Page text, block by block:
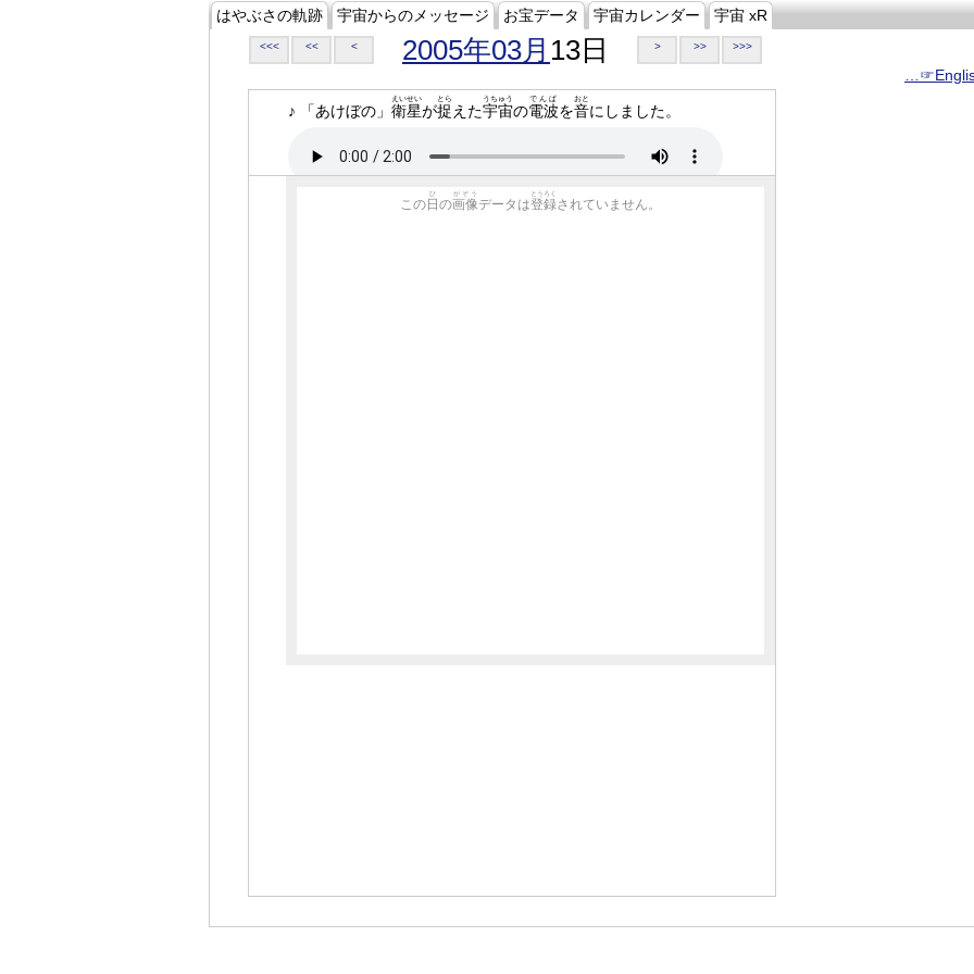
はやぶさの軌跡 宇宙からのメッセージ お宝データ 宇宙カレンダー 宇宙 xR
<<< << < 2005年03月 13日 > >> >>>
♪ 「あけぼの」 衛星
えいせい
が捉
とら
えた宇宙
うちゅう
の電波
でんぱ
を音
おと
にしました。
この 日
ひ
の画像
がぞう
データは登録
とうろく
されていません。